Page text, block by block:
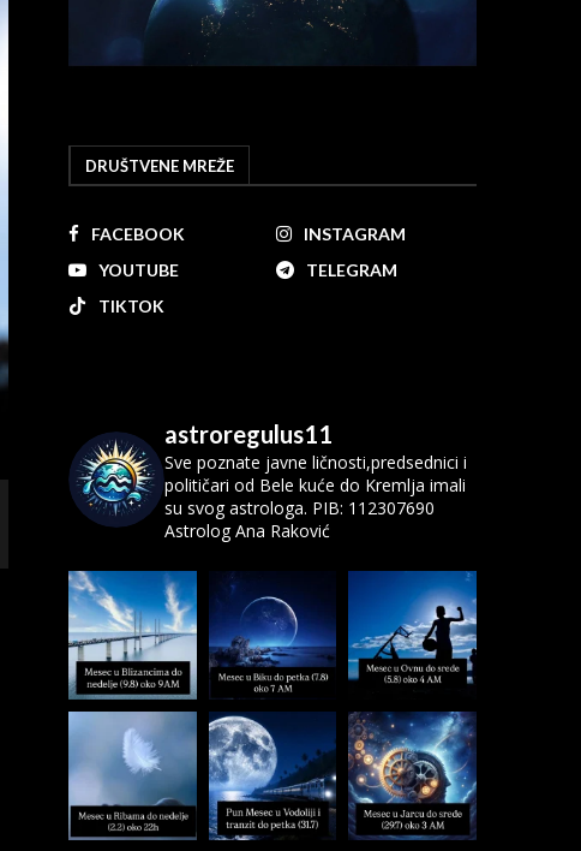
DRUŠTVENE MREŽE
FACEBOOK
INSTAGRAM
YOUTUBE
TELEGRAM
TIKTOK
astroregulus11
Sve poznate javne ličnosti,predsednici i
političari od Bele kuće do Kremlja imali
su svog astrologa. PIB: 112307690
Astrolog Ana Raković